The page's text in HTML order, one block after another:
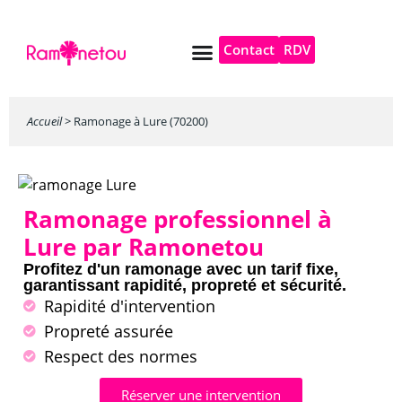
Contact RDV
Accueil> Ramonage à Lure (70200)
Ramonage professionnel à
Lure par Ramonetou
Profitez d'un ramonage avec un tarif fixe,
garantissant rapidité, propreté et sécurité.
Rapidité d'intervention
Propreté assurée
Respect des normes
Réserver une intervention